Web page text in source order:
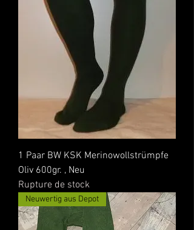
1 Paar BW KSK Merinowollstrümpfe
Oliv 600gr. , Neu
Rupture de stock
Neuwertig aus Depot